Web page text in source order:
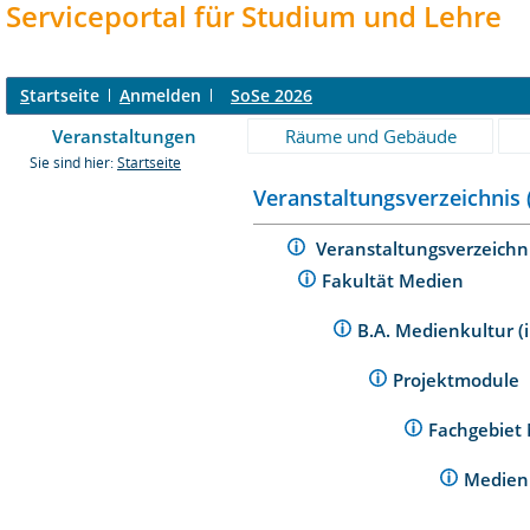
Serviceportal für Studium und Lehre
Startseite Anmelden SoSe 2026
Veranstaltungen Räume und Gebäude
Sie sind hier: Startseite
Veranstaltungsverzeichnis
Fakultät Medien
B.A. Medienkultur
Projektmodule